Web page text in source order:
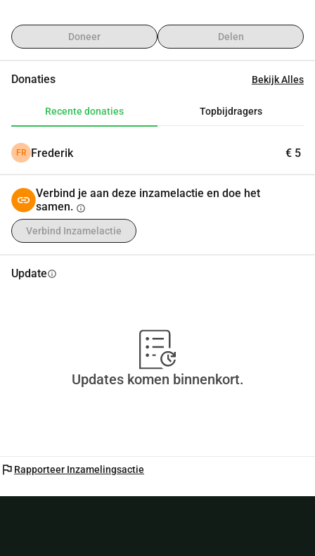
Doneer Delen
Donaties Bekijk Alles
Recente donaties Topbijdragers
FR Frederik € 5
Verbind je aan deze inzamelactie en doe het
samen. info
Verbind Inzamelactie
Updateinfo
Updates komen binnenkort.
flag Rapporteer Inzamelingsactie